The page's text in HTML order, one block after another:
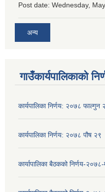
Post date: Wednesday,
अन्य
गाउँकार्यपालिकाको
कार्यपालिका निर्णय: २०७८ फाल्गुन
कार्यपालिका निर्णय: २०७८ पौष २९
कार्यापालिका बैठकको निर्णय-